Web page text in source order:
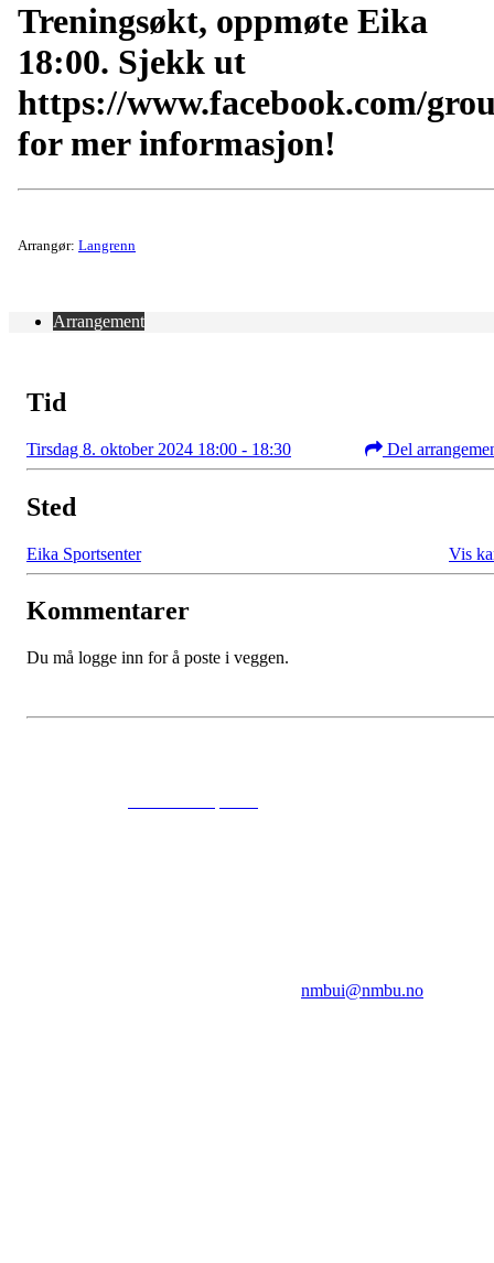
Treningsøkt, oppmøte Eika
18:00. Sjekk ut
https://www.facebook.com/
for mer informasjon!
Arrangør: Langrenn
Arrangement
Tid
Tirsdag 8. oktober 2024 18:00 - 18:30 Del
Sted
Eika Sportsenter Vis
Kommentarer
Du må logge inn for å poste i veggen.
nmbui@nmbu.no